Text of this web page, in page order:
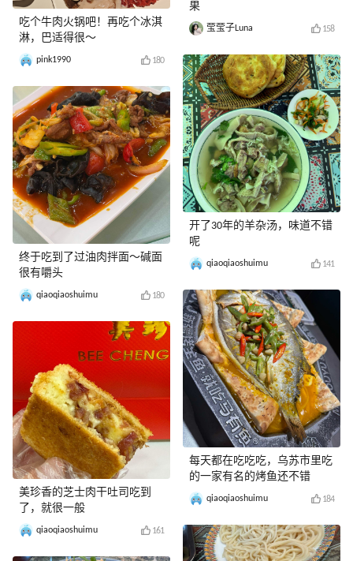
吃个牛肉火锅吧！再吃个冰淇
淋，巴适得很～
pink1990 180
终于吃到了过油肉拌面～碱面
很有嚼头
qiaoqiaoshuimu 180
美珍香的芝士肉干吐司吃到
了，就很一般
qiaoqiaoshuimu 161
果
莹莹子Luna 158
开了30年的羊杂汤，味道不错
呢
qiaoqiaoshuimu 141
每天都在吃吃吃，乌苏市里吃
的一家有名的烤鱼还不错
qiaoqiaoshuimu 184